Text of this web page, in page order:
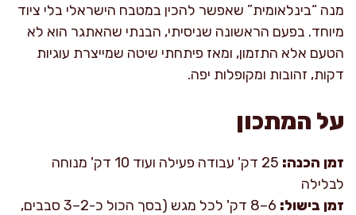
מנה “בינלאומית” שאפשר להכין במטבח הישראלי בלי ציוד
מיוחד. בפעם הראשונה שניסיתי, הבנתי שהאתגר הוא לא
הטעם אלא התזמון, ומאז פיתחתי שיטה שמייצרת עוגיות
דקות, זהובות ומקופלות יפה.
על המתכון
זמן הכנה:
25 דק' עבודה פעילה ועוד 10 דק' מנוחה
לבלילה
זמן בישול:
6–8 דק' לכל מגש (בסך הכול כ-2–3 סבבים,